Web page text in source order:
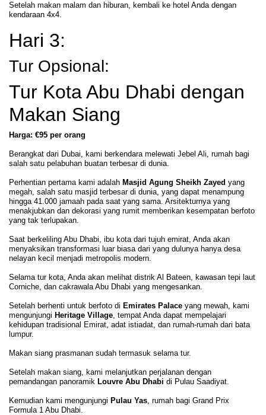
Setelah makan malam dan hiburan, kembali ke hotel Anda dengan
kendaraan 4x4.
Hari 3:
Tur Opsional:
Tur Kota Abu Dhabi dengan
Makan Siang
Harga: €95 per orang
Berangkat dari Dubai, kami berkendara melewati Jebel Ali, rumah bagi
salah satu pelabuhan buatan terbesar di dunia.
Perhentian pertama kami adalah Masjid Agung Sheikh Zayed yang
megah, salah satu masjid terbesar di dunia, yang dapat menampung
hingga 41.000 jamaah pada saat yang sama. Arsitekturnya yang
menakjubkan dan dekorasi yang rumit memberikan kesempatan berfoto
yang tak terlupakan.
Saat berkeliling Abu Dhabi, ibu kota dari tujuh emirat, Anda akan
menyaksikan transformasi luar biasa dari yang dulunya hanya desa
nelayan kecil menjadi metropolis modern.
Selama tur kota, Anda akan melihat distrik Al Bateen, kawasan tepi laut
Corniche, dan cakrawala Abu Dhabi yang mengesankan.
Setelah berhenti untuk berfoto di Emirates Palace yang mewah, kami
mengunjungi Heritage Village, tempat Anda dapat mempelajari
kehidupan tradisional Emirat, adat istiadat, dan rumah-rumah dari bata
lumpur.
Makan siang prasmanan sudah termasuk selama tur.
Setelah makan siang, kami melanjutkan perjalanan dengan
pemandangan panoramik Louvre Abu Dhabi di Pulau Saadiyat.
Kemudian kami mengunjungi Pulau Yas, rumah bagi Grand Prix
Formula 1 Abu Dhabi.